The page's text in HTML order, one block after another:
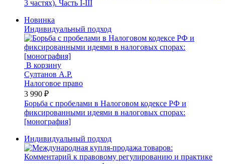
3 частях). Часть I-III
Новинка
Индивидуальный подход
В корзину
Султанов А.Р.
Налоговое право
3 990 ₽
Борьба с пробелами в Налоговом кодексе РФ и
фиксированными идеями в налоговых спорах:
[монография]
Индивидуальный подход